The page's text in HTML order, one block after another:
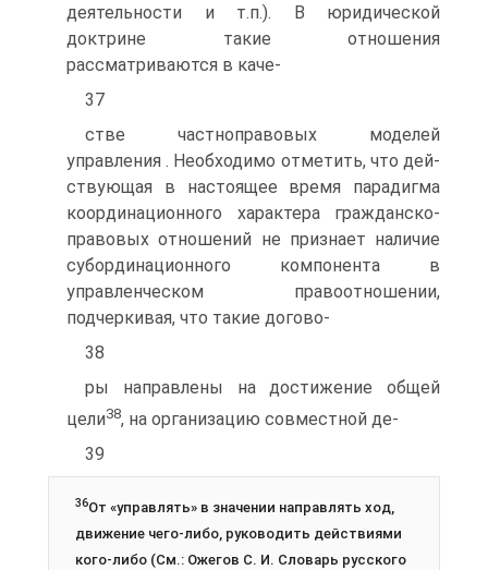
деятельности и т.п.). В юридической
доктрине такие отношения
рассматриваются в каче-
37
стве частноправовых моделей
управления . Необходимо отметить, что дей­
ствующая в настоящее время парадигма
координационного характера граж­данско-
правовых отношений не признает наличие
субординационного ком­понента в
управленческом правоотношении,
подчеркивая, что такие догово-
38
ры направлены на достижение общей
цели38, на организацию совместной де-
39
36От «управлять» в значении направлять ход,
движение чего-либо, руководить действиями
кого-либо (См.: Ожегов С. И. Словарь русского